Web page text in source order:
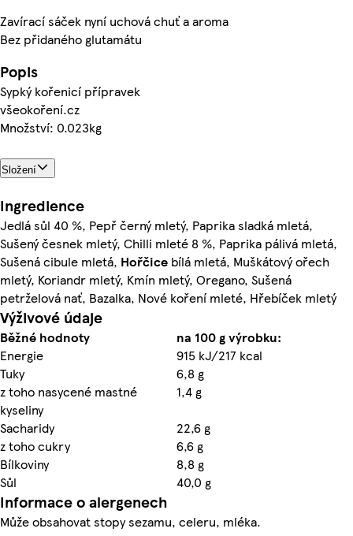
Zavírací sáček nyní uchová chuť a aroma
Bez přidaného glutamátu
Popis
Sypký kořenicí přípravek
všeokoření.cz
Množství: 0.023kg
Složení
Ingredience
Jedlá sůl 40 %, Pepř černý mletý, Paprika sladká mletá,
Sušený česnek mletý, Chilli mleté 8 %, Paprika pálivá mletá,
Sušená cibule mletá, Hořčice bílá mletá, Muškátový ořech
mletý, Koriandr mletý, Kmín mletý, Oregano, Sušená
petrželová nať, Bazalka, Nové koření mleté, Hřebíček mletý
Výživové údaje
Běžné hodnoty
na 100 g výrobku:
Energie
915 kJ/217 kcal
Tuky
6,8 g
z toho nasycené mastné
kyseliny
1,4 g
Sacharidy
22,6 g
z toho cukry
6,6 g
Bílkoviny
8,8 g
Sůl
40,0 g
Informace o alergenech
Může obsahovat stopy sezamu, celeru, mléka.